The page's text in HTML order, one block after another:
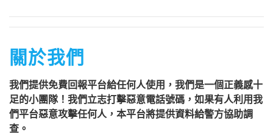
回報內容：企業登記地址不實
行業/類型： 提高警覺 ( 包括不良銷售
回報時間：2023-05-31 07:11:35
關於我們
我們提供免費回報平台給任何人使用，我們是一個正義感十
足的小團隊！我們立志打擊惡意電話號碼，如果有人利用我
們平台惡意攻擊任何人，本平台將提供資料給警方協助調
查。